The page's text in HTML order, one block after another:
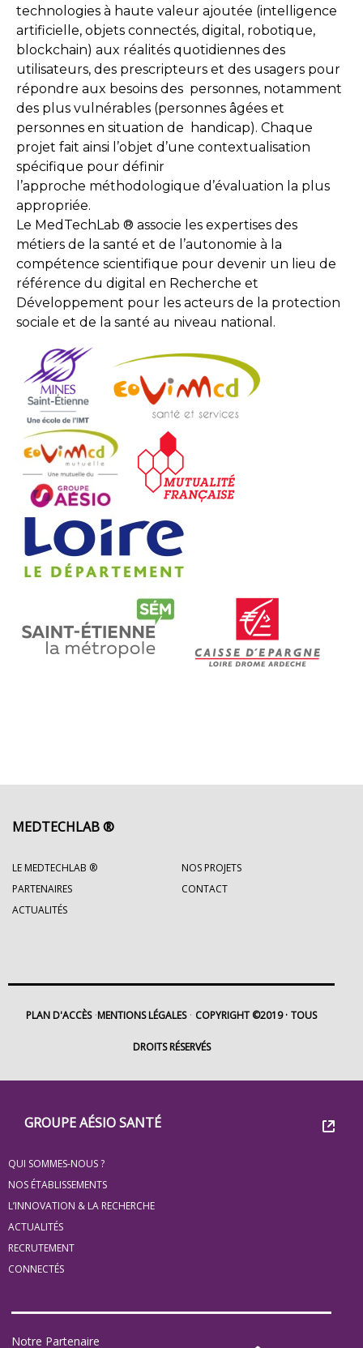
technologies à haute valeur ajoutée (intelligence
artificielle, objets connectés, digital, robotique,
blockchain) aux réalités quotidiennes des
utilisateurs, des prescripteurs et des usagers pour
répondre aux besoins des personnes, notamment
des plus vulnérables (personnes âgées et
personnes en situation de handicap). Chaque
projet fait ainsi l’objet d’une contextualisation
spécifique pour définir
l’approche méthodologique d’évaluation la plus
appropriée.
Le MedTechLab ® associe les expertises des
métiers de la santé et de l’autonomie à la
compétence scientifique pour devenir un lieu de
référence du digital en Recherche et
Développement pour les acteurs de la protection
sociale et de la santé au niveau national.
Groupe
Eovi
pour
les
minis
site
GROUPE AÉSIO SANTÉ
QUI SOMMES-NOUS ?
NOS ÉTABLISSEMENTS
L’INNOVATION & LA RECHERCHE
ACTUALITÉS
RECRUTEMENT
CONNECTÉS
Notre Partenaire
MEDTECHLAB ®
LE MEDTECHLAB ®
NOS PROJETS
PARTENAIRES
CONTACT
ACTUALITÉS
PLAN D'ACCÈS MENTIONS LÉGALES COPYRIGHT ©2019 TOUS
DROITS RÉSERVÉS